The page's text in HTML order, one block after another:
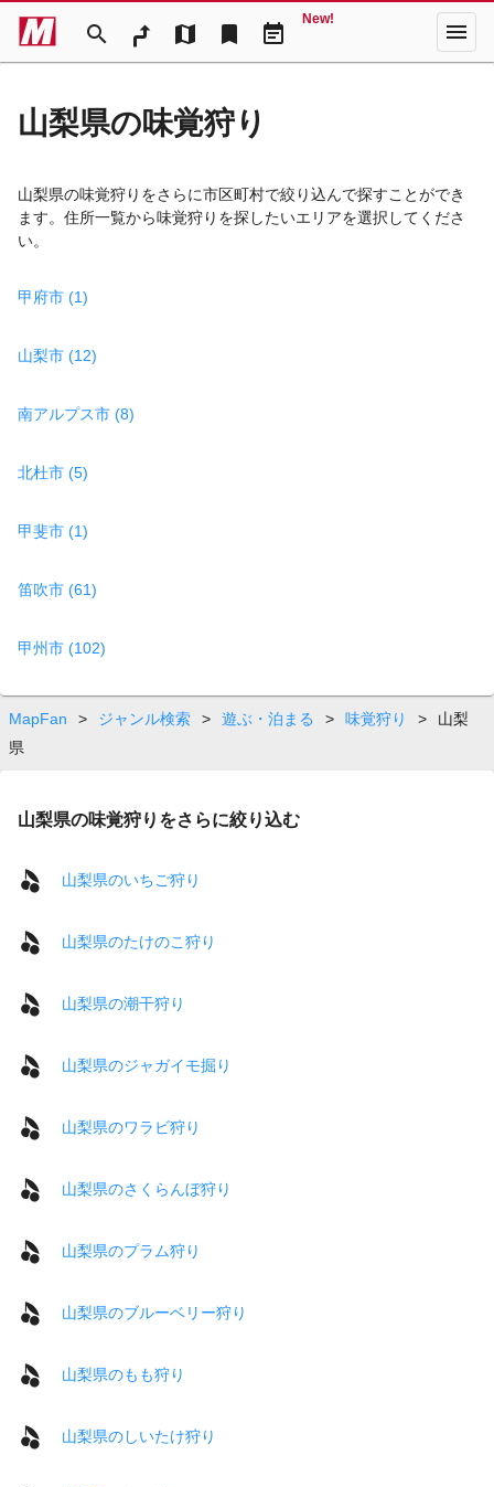
search map bookmark event_note
New! menu
山梨県の味覚狩り
山梨県の味覚狩りをさらに市区町村で絞り込んで探すことができ
ます。住所一覧から味覚狩りを探したいエリアを選択してくださ
い。
甲府市 (1)
山梨市 (12)
南アルプス市 (8)
北杜市 (5)
甲斐市 (1)
笛吹市 (61)
甲州市 (102)
MapFan > ジャンル検索 > 遊ぶ・泊まる > 味覚狩り >
山梨
県
山梨県の味覚狩りをさらに絞り込む
山梨県のいちご狩り
山梨県のたけのこ狩り
山梨県の潮干狩り
山梨県のジャガイモ掘り
山梨県のワラビ狩り
山梨県のさくらんぼ狩り
山梨県のプラム狩り
山梨県のブルーベリー狩り
山梨県のもも狩り
山梨県のしいたけ狩り